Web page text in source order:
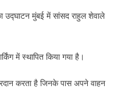
उद्घाटन मुंबई में सांसद राहुल शेवाले
में स्थापित किया गया है।
करता है जिनके पास अपने वाहन